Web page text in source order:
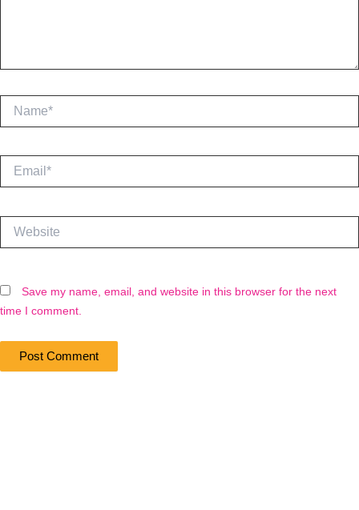
Save my name, email, and website in this browser for the next
time I comment.